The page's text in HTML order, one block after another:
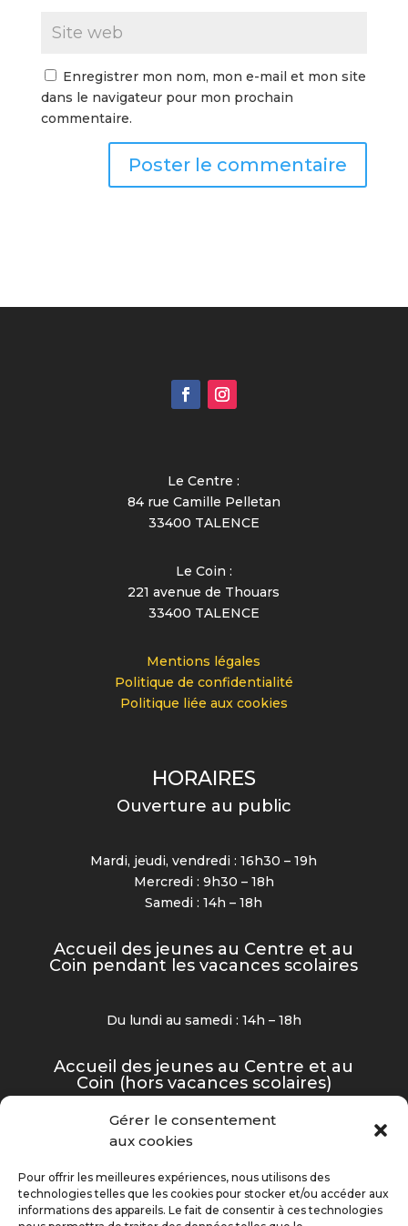
Gérer le consentement
aux cookies
Pour offrir les meilleures expériences, nous utilisons des
technologies telles que les cookies pour stocker et/ou accéder aux
informations des appareils. Le fait de consentir à ces technologies
Enregistrer mon nom, mon e-mail et mon site
dans le navigateur pour mon prochain
commentaire.
Le Centre :
84 rue Camille Pelletan
33400 TALENCE
Le Coin :
221 avenue de Thouars
33400 TALENCE
Mentions légales
Politique de confidentialité
Politique liée aux cookies
HORAIRES
Ouverture au public
Mardi, jeudi, vendredi : 16h30 – 19h
Mercredi : 9h30 – 18h
Samedi : 14h – 18h
Accueil des jeunes au Centre et au
Coin pendant les vacances scolaires
Du lundi au samedi : 14h – 18h
Accueil des jeunes au Centre et au
Coin (hors vacances scolaires)
Mardi, jeudi et vendredi : 16h30 – 19h